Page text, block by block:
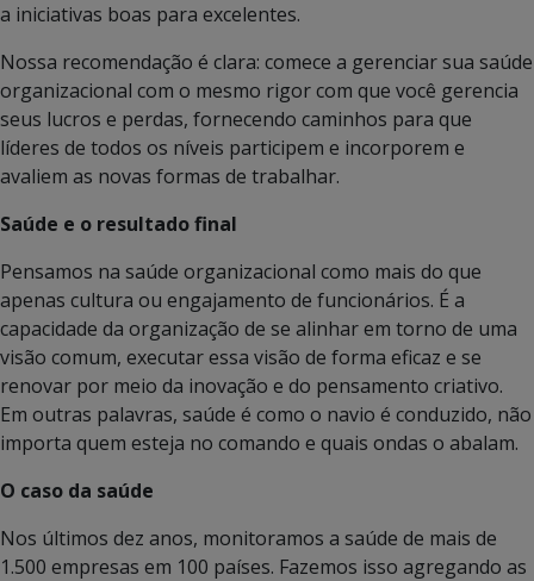
a iniciativas boas para excelentes.
Nossa recomendação é clara: comece a gerenciar sua saúde
organizacional com o mesmo rigor com que você gerencia
seus lucros e perdas, fornecendo caminhos para que
líderes de todos os níveis participem e incorporem e
avaliem as novas formas de trabalhar.
Saúde e o resultado final
Pensamos na saúde organizacional como mais do que
apenas cultura ou engajamento de funcionários. É a
capacidade da organização de se alinhar em torno de uma
visão comum, executar essa visão de forma eficaz e se
renovar por meio da inovação e do pensamento criativo.
Em outras palavras, saúde é como o navio é conduzido, não
importa quem esteja no comando e quais ondas o abalam.
O caso da saúde
Nos últimos dez anos, monitoramos a saúde de mais de
1.500 empresas em 100 países. Fazemos isso agregando as